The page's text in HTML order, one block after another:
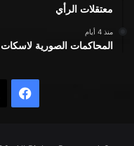
معتقلات الرأي
منذ 4 أيام
المحاكمات الصورية